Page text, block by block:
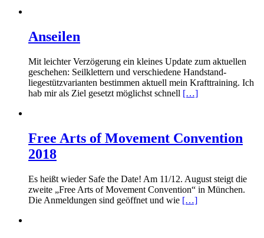
Anseilen
Mit leichter Verzögerung ein kleines Update zum aktuellen
geschehen: Seilklettern und verschiedene Handstand-
liegestützvarianten bestimmen aktuell mein Krafttraining. Ich
hab mir als Ziel gesetzt möglichst schnell […]
Free Arts of Movement Convention
2018
Es heißt wieder Safe the Date! Am 11/12. August steigt die
zweite „Free Arts of Movement Convention“ in München.
Die Anmeldungen sind geöffnet und wie […]